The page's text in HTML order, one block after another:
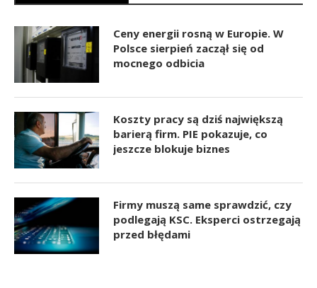
Ceny energii rosną w Europie. W
Polsce sierpień zaczął się od
mocnego odbicia
Koszty pracy są dziś największą
barierą firm. PIE pokazuje, co
jeszcze blokuje biznes
Firmy muszą same sprawdzić, czy
podlegają KSC. Eksperci ostrzegają
przed błędami